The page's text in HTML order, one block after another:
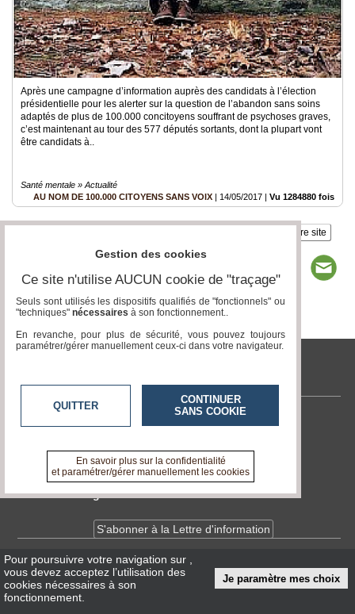
Après une campagne d’information auprès des candidats à l’élection
présidentielle pour les alerter sur la question de l’abandon sans soins
adaptés de plus de 100.000 concitoyens souffrant de psychoses graves,
c’est maintenant au tour des 577 députés sortants, dont la plupart vont
être candidats à..
Santé mentale » Actualité
AU NOM DE 100.000 CITOYENS SANS VOIX | 14/05/2017 | Vu 1284880 fois
Insérez sur votre site
tvlocale.fr
Contactez-nous
A propos de tvlocale.fr
Devenir délégué
S'abonner à la Lettre d'information
InfosCNIL/RGPD
Conditions Générales d'Utilisation
Pour poursuivre votre navigation sur
vous devez acceptez l’utilisation des
cookies nécessaires à son
fonctionnement.
Je paramètre mes choix
Gestion des cookies
Ce site n'utilise AUCUN cookie de "traçage"
Seuls sont utilisés les dispositifs qualifiés de "fonctionnels" ou
"techniques" nécessaires à son fonctionnement..
En revanche, pour plus de sécurité, vous pouvez toujours
paramétrer/gérer manuellement ceux-ci dans votre navigateur.
QUITTER
CONTINUER
SANS COOKIE
En savoir plus sur la confidentialité
et paramétrer/gérer manuellement les cookies